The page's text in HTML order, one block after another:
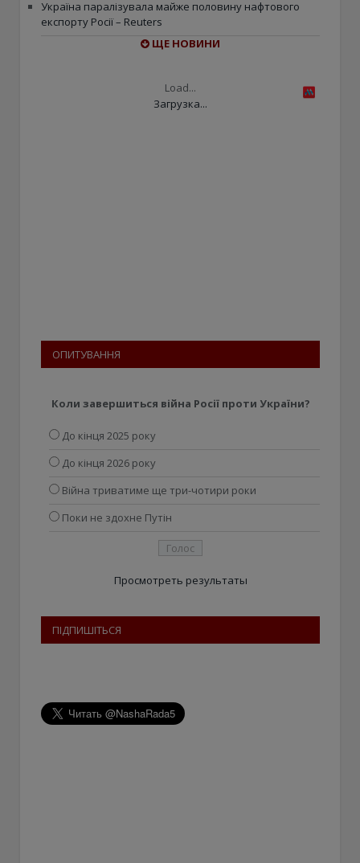
Україна паралізувала майже половину нафтового
експорту Росії – Reuters
ЩЕ НОВИНИ
Load...
Загрузка...
ОПИТУВАННЯ
Коли завершиться війна Росії проти України?
До кінця 2025 року
До кінця 2026 року
Війна триватиме ще три-чотири роки
Поки не здохне Путін
Просмотреть результаты
ПІДПИШІТЬСЯ